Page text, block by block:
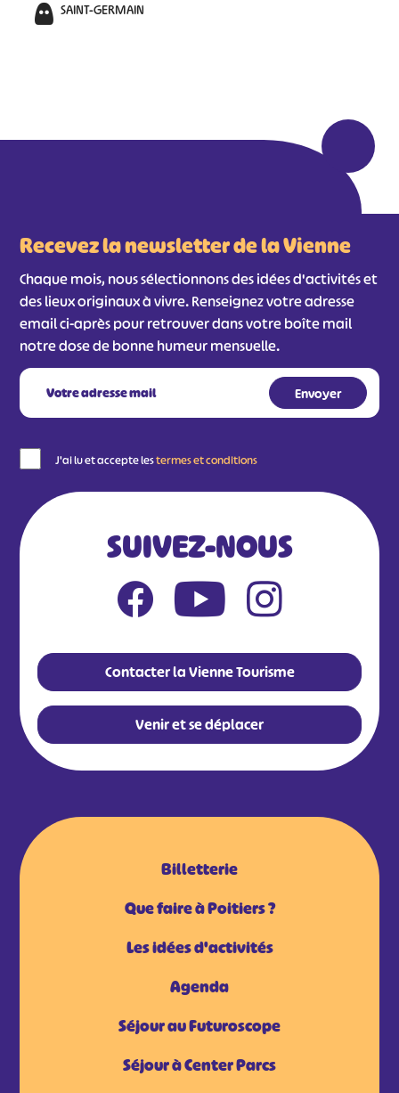
SAINT-GERMAIN
Recevez la newsletter de la Vienne
Chaque mois, nous sélectionnons des idées d'activités et
des lieux originaux à vivre. Renseignez votre adresse
email ci-après pour retrouver dans votre boîte mail
notre dose de bonne humeur mensuelle.
J'ai lu et accepte lestermes et conditions
SUIVEZ-NOUS
Contacter la Vienne Tourisme
Venir et se déplacer
Billetterie
Que faire à Poitiers ?
Les idées d'activités
Agenda
Séjour au Futuroscope
Séjour à Center Parcs